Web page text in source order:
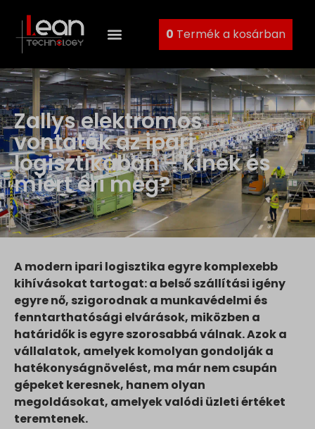
0 Termék a kosárban
Zallys elektromos
vontatók az ipari
logisztikában – kinek és
miért éri meg?
A modern ipari logisztika egyre komplexebb
kihívásokat tartogat: a belső szállítási igény
egyre nő, szigorodnak a munkavédelmi és
fenntarthatósági elvárások, miközben a
határidők is egyre szorosabbá válnak. Azok a
vállalatok, amelyek komolyan gondolják a
hatékonyságnövelést, ma már nem csupán
gépeket keresnek, hanem olyan
megoldásokat, amelyek valódi üzleti értéket
teremtenek.